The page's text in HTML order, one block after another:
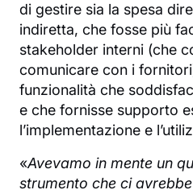
di gestire sia la spesa
indiretta, che fosse più
stakeholder interni (che
comunicare con i
funzionalità che
e che fornisse supporto
l’implementazione e
«Avevamo in mente un
strumento che ci